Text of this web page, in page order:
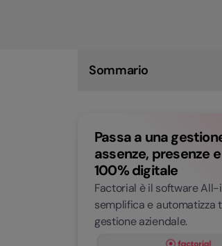
Sommario
Come creare una policy
Note spese, contabilità e
processo deve essere
Come prevenire errori, frodi e
duplicate
Come ottimizzare la gestione
Come comunicare il passaggio
Passa a una
assenze, presenze
100% digitale
Factorial è il software
semplifica e automatizza
gestione aziendale.